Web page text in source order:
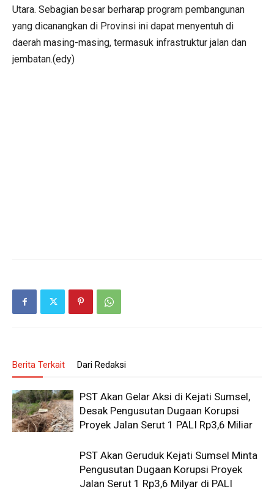
Utara. Sebagian besar berharap program pembangunan
yang dicanangkan di Provinsi ini dapat menyentuh di
daerah masing-masing, termasuk infrastruktur jalan dan
jembatan.(edy)
Berita Terkait Dari Redaksi
PST Akan Gelar Aksi di Kejati Sumsel,
Desak Pengusutan Dugaan Korupsi
Proyek Jalan Serut 1 PALI Rp3,6 Miliar
PST Akan Geruduk Kejati Sumsel Minta
Pengusutan Dugaan Korupsi Proyek
Jalan Serut 1 Rp3,6 Milyar di PALI